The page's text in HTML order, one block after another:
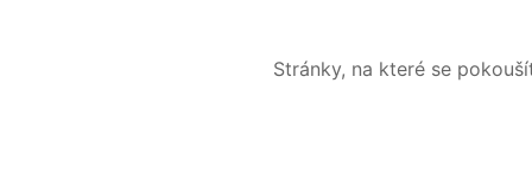
Stránky, na které se